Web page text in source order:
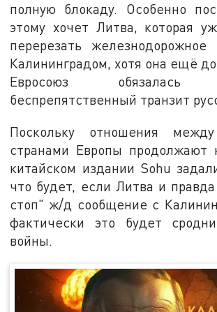
полную блокаду. Особенно
этому хочет Литва, которая
перерезать
Калининградом, хотя она ещё
Евросоюз обязалась
беспрепятственный транзит
Поскольку отношения
странами Европы продолжают
китайском издании Sohu
что будет, если Литва и
стоп" ж/д сообщение с
фактически это будет
войны.